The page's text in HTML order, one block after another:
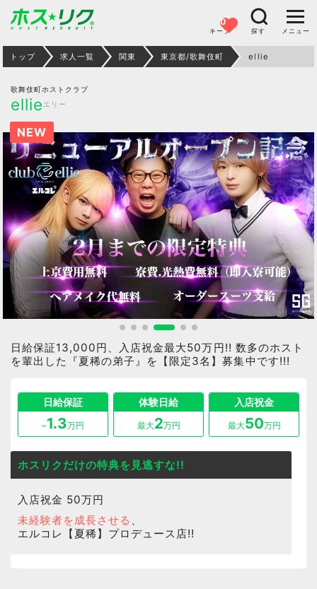
0
キープ 探す メニュー
トップ 求人一覧 関東 東京都/歌舞伎町 ellie
歌舞伎町ホストクラブ
ellie エリー
NEW
日給保証13,000円、入店祝金最大50万円!! 数多のホスト
を輩出した『夏稀の弟子』を【限定3名】募集中です!!!
日給保証
~1.3万円
体験日給
最大2万円
入店祝金
最大50万円
ホスリクだけの特典を見逃すな!!
入店祝金 50万円
未経験者を成長させる 、
エルコレ【夏稀】プロデュース店!!